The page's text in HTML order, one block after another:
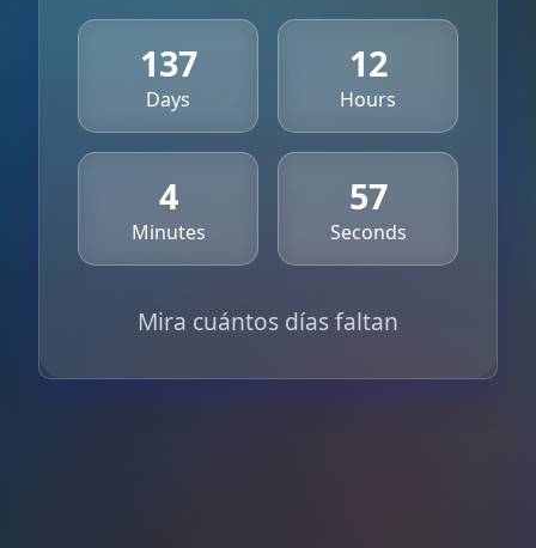
137
Days
12
Hours
4
Minutes
57
Seconds
Mira cuántos días faltan